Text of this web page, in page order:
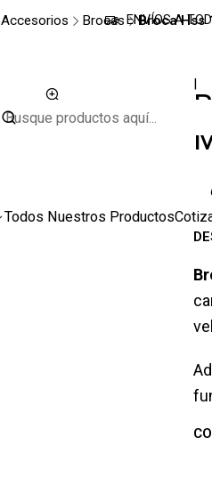
Todos Nuestros Productos
ENVÍOS A
Accesorios Brocas Broca Hss
|